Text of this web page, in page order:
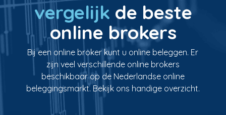
vergelijk de beste
online brokers
Bij een online broker kunt u online beleggen. Er
zijn veel verschillende online brokers
beschikbaar op de Nederlandse online
beleggingsmarkt. Bekijk ons handige overzicht.